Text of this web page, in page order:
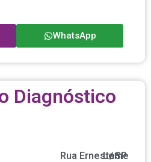
WhatsApp
Diagnóstico
Rua Ernesto
nº
/
Leme
SP